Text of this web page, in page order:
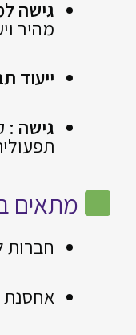
גישה
מהיר
ייעוד
גישה :
מתאים
חברות
אחסנת